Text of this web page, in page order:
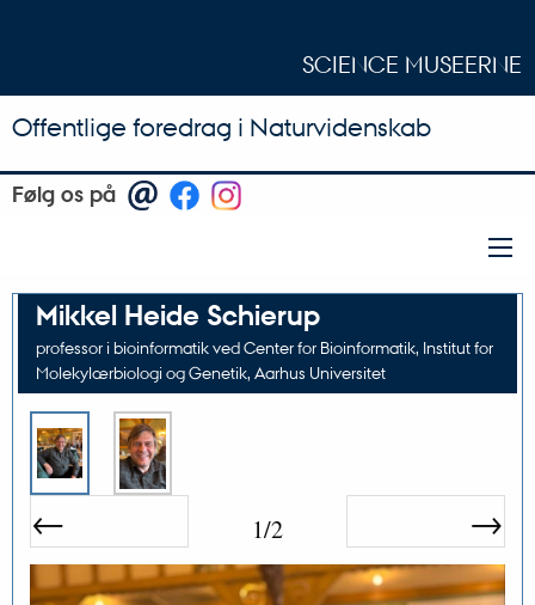
SCIENCE MUSEERNE
Offentlige foredrag i Naturvidenskab
Følg os på
Mikkel Heide Schierup
professor i bioinformatik ved Center for Bioinformatik, Institut for
Molekylærbiologi og Genetik, Aarhus Universitet
← 1/2 →